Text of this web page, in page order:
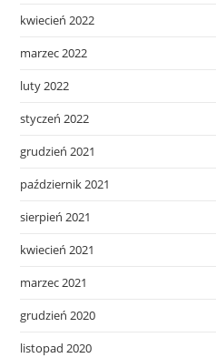
kwiecień 2022
marzec 2022
luty 2022
styczeń 2022
grudzień 2021
październik 2021
sierpień 2021
kwiecień 2021
marzec 2021
grudzień 2020
listopad 2020